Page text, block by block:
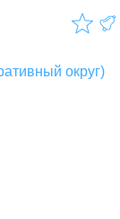
округ)